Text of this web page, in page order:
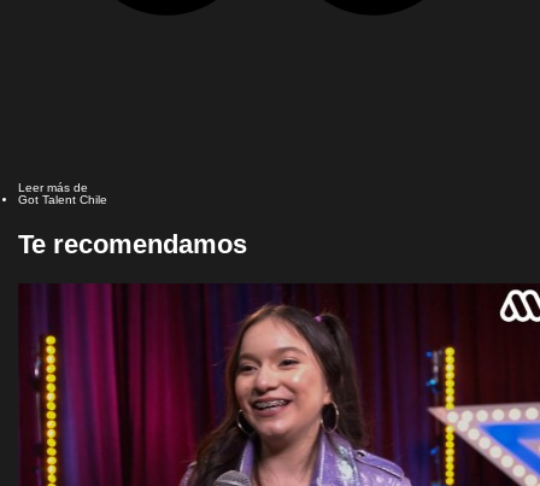
Leer más de
Got Talent Chile
Te recomendamos